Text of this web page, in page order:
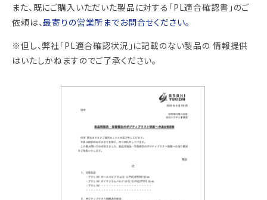
また、既にご購入いただいた製品に対する「PL適合確認書」のご
依頼は、最寄りの営業所までお問合せください。
※但し、弊社「PL適合確認状況」に記載のない製品の 情報提供
はいたしかねますのでご了承ください。